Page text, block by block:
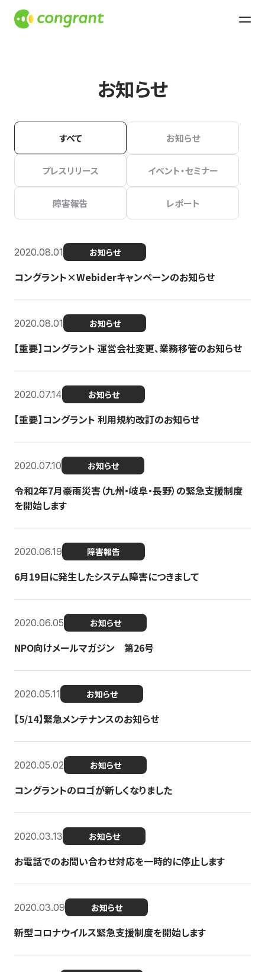
お知らせ
すべて お知らせ
プレスリリース イベント・セミナー
障害報告 レポート
2020.08.01 お知らせ
コングラント×Webiderキャンペーンのお知らせ
2020.08.01 お知らせ
【重要】コングラント 運営会社変更、業務移管のお知らせ
2020.07.14 お知らせ
【重要】コングラント 利用規約改訂のお知らせ
2020.07.10 お知らせ
令和2年7月豪雨災害（九州・岐阜・長野）の緊急支援制度
を開始します
2020.06.19 障害報告
6月19日に発生したシステム障害につきまして
2020.06.05 お知らせ
NPO向けメールマガジン 第26号
2020.05.11 お知らせ
【5/14】緊急メンテナンスのお知らせ
2020.05.02 お知らせ
コングラントのロゴが新しくなりました
2020.03.13 お知らせ
お電話でのお問い合わせ対応を一時的に停止します
2020.03.09 お知らせ
新型コロナウイルス緊急支援制度を開始します